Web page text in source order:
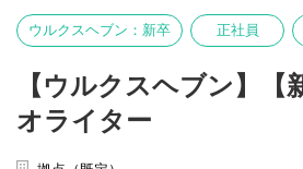
ウルクスヘブン：新卒 正社員
【ウルクスヘブン】【
オライター